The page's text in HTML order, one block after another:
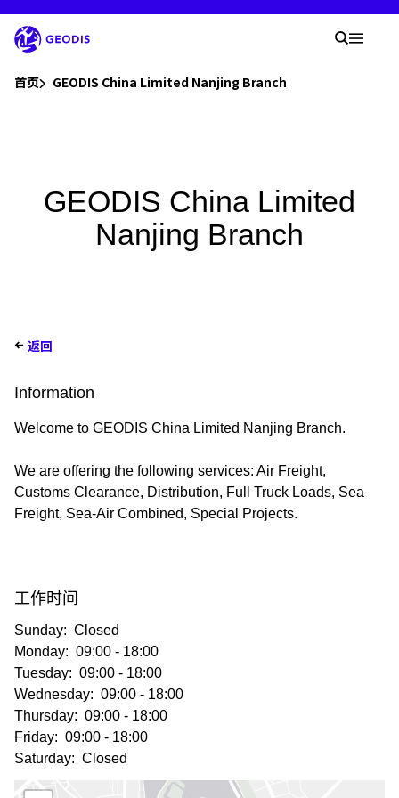
新闻室
职业生涯
智能工作室
China​ - CN
搜索
首页 GEODIS China Limited Nanjing Branch
GEODIS China Limited
Nanjing Branch
返回
Information
Welcome to GEODIS China Limited Nanjing Branch.
We are offering the following services: Air Freight,
Customs Clearance, Distribution, Full Truck Loads, Sea
Freight, Sea-Air Combined, Special Projects.
工作时间
Sunday: Closed
Monday: 09:00 - 18:00
Tuesday: 09:00 - 18:00
Wednesday: 09:00 - 18:00
Thursday: 09:00 - 18:00
Friday: 09:00 - 18:00
Saturday: Closed